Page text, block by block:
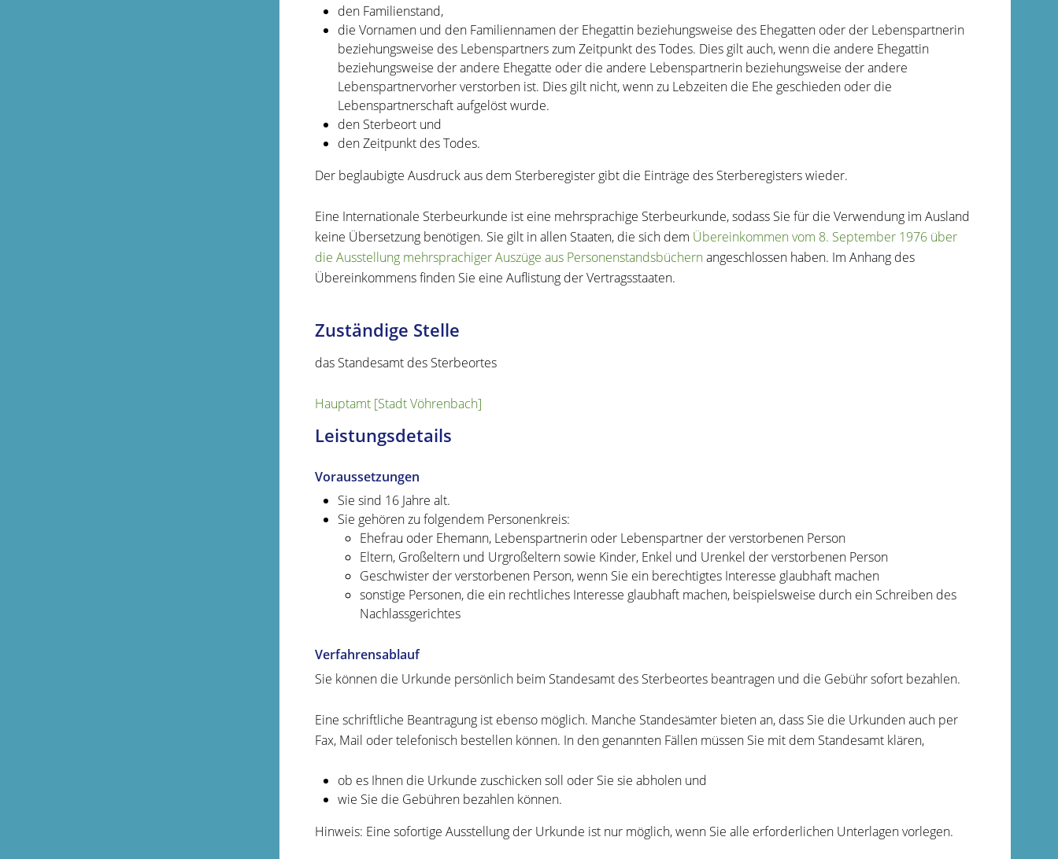
den Familienstand,
die Vornamen und den Familiennamen der Ehegattin beziehungsweise des Ehegatten oder der Lebenspartnerin
beziehungsweise des Lebenspartners zum Zeitpunkt des Todes. Dies gilt auch, wenn die andere Ehegattin
beziehungsweise der andere Ehegatte oder die andere Lebenspartnerin beziehungsweise der andere
Lebenspartnervorher verstorben ist. Dies gilt nicht, wenn zu Lebzeiten die Ehe geschieden oder die
Lebenspartnerschaft aufgelöst wurde.
den Sterbeort und
den Zeitpunkt des Todes.
Der beglaubigte Ausdruck aus dem Sterberegister gibt die Einträge des Sterberegisters wieder.
Eine Internationale Sterbeurkunde ist eine mehrsprachige Sterbeurkunde, sodass Sie für die Verwendung im Ausland
keine Übersetzung benötigen. Sie gilt in allen Staaten, die sich dem Übereinkommen vom 8. September 1976 über
die Ausstellung mehrsprachiger Auszüge aus Personenstandsbüchernangeschlossen haben. Im Anhang des
Übereinkommens finden Sie eine Auflistung der Vertragsstaaten.
Zuständige Stelle
das Standesamt des Sterbeortes
Hauptamt [Stadt Vöhrenbach]
Leistungsdetails
Voraussetzungen
Sie sind 16 Jahre alt.
Sie gehören zu folgendem Personenkreis:
Ehefrau oder Ehemann, Lebenspartnerin oder Lebenspartner der verstorbenen Person
Eltern, Großeltern und Urgroßeltern sowie Kinder, Enkel und Urenkel der verstorbenen Person
Geschwister der verstorbenen Person, wenn Sie ein berechtigtes Interesse glaubhaft machen
sonstige Personen, die ein rechtliches Interesse glaubhaft machen, beispielsweise durch ein Schreiben des
Nachlassgerichtes
Verfahrensablauf
Sie können die Urkunde persönlich beim Standesamt des Sterbeortes beantragen und die Gebühr sofort bezahlen.
Eine schriftliche Beantragung ist ebenso möglich. Manche Standesämter bieten an, dass Sie die Urkunden auch per
Fax, Mail oder telefonisch bestellen können. In den genannten Fällen müssen Sie mit dem Standesamt klären,
ob es Ihnen die Urkunde zuschicken soll oder Sie sie abholen und
wie Sie die Gebühren bezahlen können.
Hinweis: Eine sofortige Ausstellung der Urkunde ist nur möglich, wenn Sie alle erforderlichen Unterlagen vorlegen.